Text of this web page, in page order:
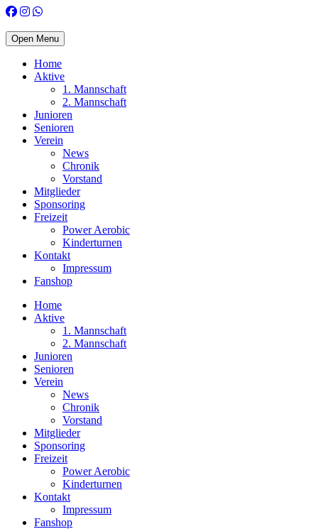
Open Menu
Home
Aktive
1. Mannschaft
2. Mannschaft
Junioren
Senioren
Verein
News
Chronik
Vorstand
Mitglieder
Sponsoring
Freizeit
Power Aerobic
Kinderturnen
Kontakt
Impressum
Fanshop
Home
Aktive
1. Mannschaft
2. Mannschaft
Junioren
Senioren
Verein
News
Chronik
Vorstand
Mitglieder
Sponsoring
Freizeit
Power Aerobic
Kinderturnen
Kontakt
Impressum
Fanshop